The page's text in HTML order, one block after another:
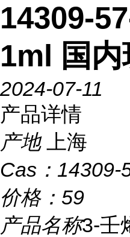
14309-
1ml 国内
2024-07-11
产品详情
产地
上海
Cas： 14309-
价格： 59
产品名称3-壬